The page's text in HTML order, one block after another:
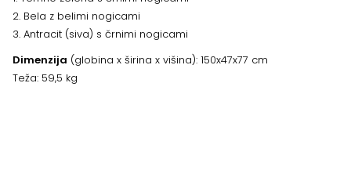
2. Bela z belimi nogicami
3. Antracit (siva) s črnimi nogicami
Dimenzija (globina x širina x višina): 150x47x77 cm
Teža: 59,5 kg